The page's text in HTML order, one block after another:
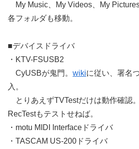
My Music、My Videos、My
各フォルダも移動。
■デバイスドライバ
・KTV-FSUSB2
CyUSBが鬼門。 wikiに従い、署名
入。
とりあえずTVTestだけは動作確認
RecTestもテストせねば。
・motu MIDI Interfaceドライバ
・TASCAM US-200ドライバ